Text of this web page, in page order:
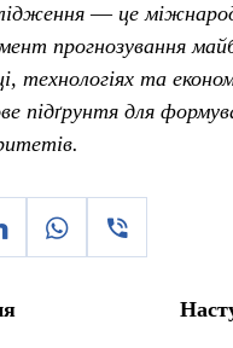
—це
прогнозування
технологіях та
підґрунтя для